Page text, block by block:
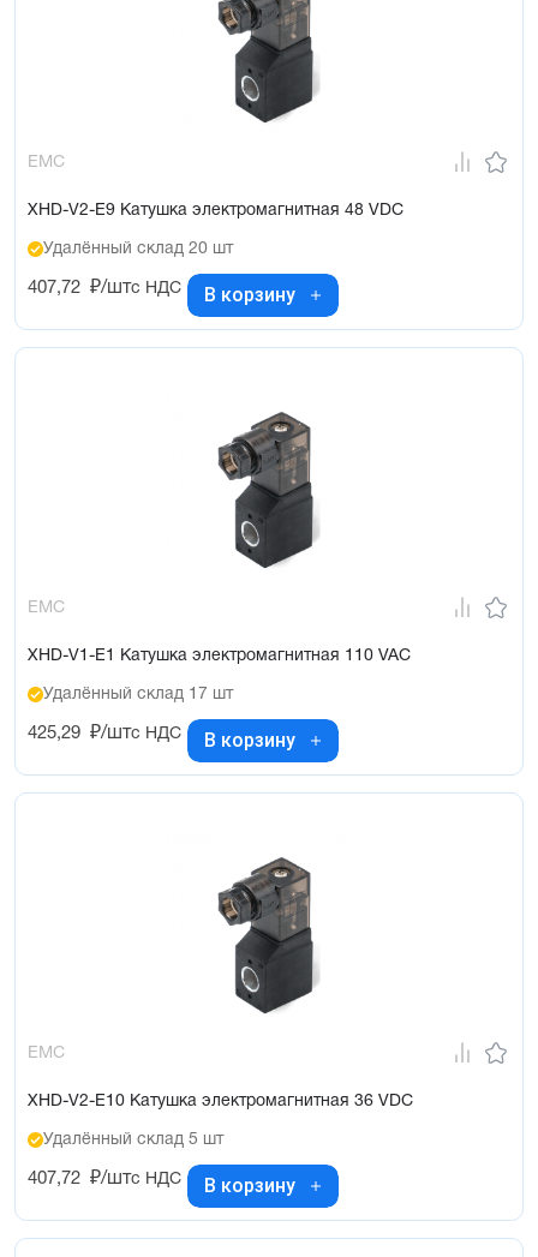
EMC
XHD-V2-E9 Катушка электромагнитная 48 VDC
Удалённый склад 20 шт
407,72 ₽/штс НДС В корзину
EMC
XHD-V1-E1 Катушка электромагнитная 110 VAC
Удалённый склад 17 шт
425,29 ₽/штс НДС В корзину
EMC
XHD-V2-E10 Катушка электромагнитная 36 VDC
Удалённый склад 5 шт
407,72 ₽/штс НДС В корзину